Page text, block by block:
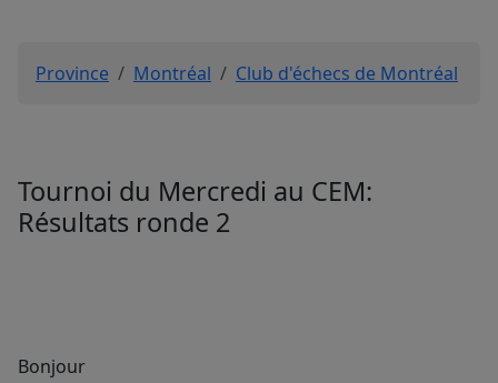
Province Montréal Club d'échecs de Montréal
Tournoi du Mercredi au CEM:
Résultats ronde 2
Bonjour